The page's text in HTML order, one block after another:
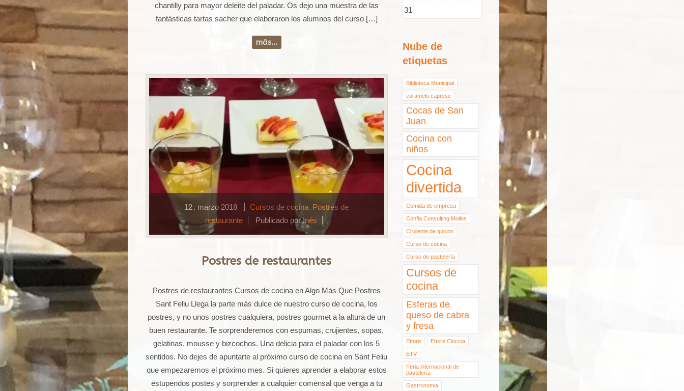
chantilly para mayor deleite del paladar. Os dejo una muestra de las
fantásticas tartas sacher que elaboraron los alumnos del curso […]
más...
Postres de restaurantes
12 . marzo 2018 Cursos de cocina, Postres de
restaurante
Publicado porInés
Postres de restaurantes Cursos de cocina en Algo Más Que Postres
Sant Feliu Llega la parte más dulce de nuestro curso de cocina, los
postres, y no unos postres cualquiera, postres gourmet a la altura de un
buen restaurante. Te sorprenderemos con espumas, crujientes, sopas,
gelatinas, mousse y bizcochos. Una delicia para el paladar con los 5
sentidos. No dejes de apuntarte al próximo curso de cocina en Sant Feliu
que empezaremos el próximo mes. Si quieres aprender a elaborar estos
estupendos postes y sorprender a cualquier comensal que venga a tu
31
Nube de
etiquetas
Biblioteca Municipal
caramelo caprese
Cocas de San
Juan
Cocina con
niños
Cocina
divertida
Comida de empresa
Confia Consulting Molins
Crujiente de quicos
Curso de cocina
Curso de pastelería
Cursos de
cocina
Esferas de
queso de cabra
y fresa
Ettore Ettore Cioccia
ETV
Feria internacional de
pastelería
Gastronomia